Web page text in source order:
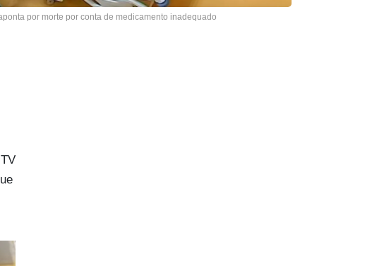
por morte por conta de medicamento inadequado